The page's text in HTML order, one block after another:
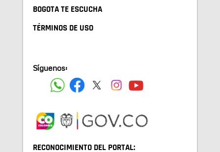
BOGOTA TE ESCUCHA
TÉRMINOS DE USO
Síguenos:
RECONOCIMIENTO DEL PORTAL: